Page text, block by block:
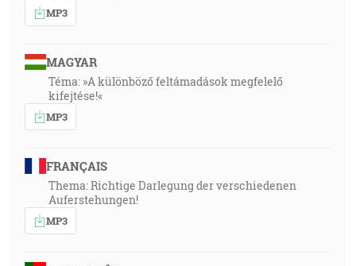
MP3
MAGYAR
Téma: »A különböző feltámadások megfelelő
kifejtése!«
MP3
FRANÇAIS
Thema: Richtige Darlegung der verschiedenen
Auferstehungen!
MP3